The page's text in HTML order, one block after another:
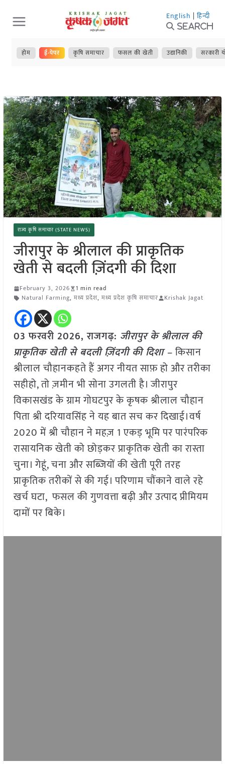
Skip
to
content
English | हिन्दी
Search
होम ई-पेपर कृषि समाचार फसल की खेती उद्यानिकी सरकारी
राज्य कृषि समाचार (STATE NEWS)
जीरापुर के श्रीलाल की प्राकृतिक
खेती से बदली ज़िंदगी की दिशा
February 3, 2026
1 min read
Natural Farming, मध्य प्रदेश, मध्य प्रदेश कृषि समाचार Krishak Jagat
03 फरवरी 2026,राजगढ़: जीरापुर के श्रीलाल की
प्राकृतिक खेती से बदली ज़िंदगी की दिशा –किसान
श्रीलाल चौहानकहते हैं अगर नीयत साफ़ हो और तरीका
सहीहो, तो ज़मीन भी सोना उगलती है। जीरापुर
विकासखंड के ग्राम गोघटपुर के कृषक श्रीलाल चौहान
पिता श्री दरियावसिंह ने यह बात सच कर दिखाई।वर्ष
2020 में श्री चौहान ने महज़ 1 एकड़ भूमि पर पारंपरिक
रासायनिक खेती को छोड़कर प्राकृतिक खेती का रास्ता
चुना। गेहूं, चना और सब्जियों की खेती पूरी तरह
प्राकृतिक तरीकों से की गई। परिणाम चौंकाने वाले रहे
खर्च घटा, फसल की गुणवत्ता बढ़ी और उत्पाद प्रीमियम
दामों पर बिके।